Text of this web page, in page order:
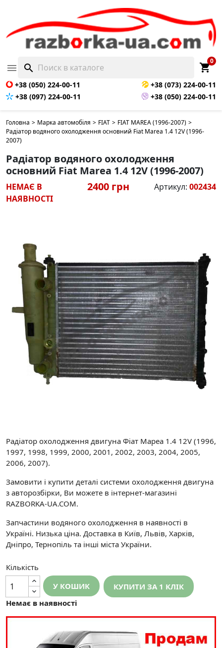
 search shopping_cart
0
+38 (050) 224-00-11
+38 (073) 224-00-11
+38 (097) 224-00-11
+38 (050) 224-00-11
Головна > Марка автомобіля > FIAT > FIAT MAREA (1996-2007) >
Радіатор водяного охолодження основний Fiat Marea 1.4 12V (1996-
2007)
Радіатор водяного охолодження
основний Fiat Marea 1.4 12V (1996-2007)
НЕМАЄ В
НАЯВНОСТІ
2400 грн Артикул: 002434
НЕМАЄ В НАЯВНОСТІ
Радіатор охолодження двигуна Фіат Мареа 1.4 12V (1996,
1997, 1998, 1999, 2000, 2001, 2002, 2003, 2004, 2005,
2006, 2007).
Замовити і купити деталі системи охолодження двигуна
з авторозбірки, Ви можете в інтернет-магазині
RAZBORKA-UA.COM.
Запчастини водяного охолодження в наявності в
Україні. Низька ціна. Доставка в Київ, Львів, Харків,
Дніпро, Тернопіль та інші міста України.
Кількість
У КОШИК
КУПИТИ ЗА 1 КЛIК
Немає в наявності